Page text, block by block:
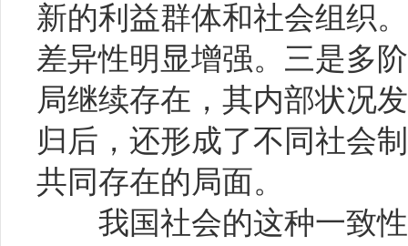
新的利益群体和社会组织
差异性明显增强。三是多
局继续存在，其内部状况
归后，还形成了不同社会
共同存在的局面。
我国社会的这种一致性